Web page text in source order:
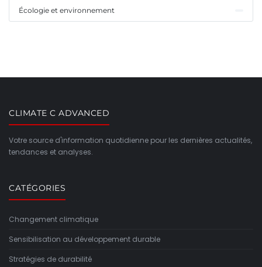
Écologie et environnement
CLIMATE C ADVANCED
Votre source d'information quotidienne pour les dernières actualités,
tendances et analyses.
CATÉGORIES
Changement climatique
Sensibilisation au développement durable
Stratégies de durabilité